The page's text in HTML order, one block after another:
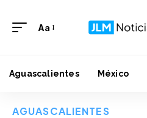
Aa
Aguascalientes México
AGUASCALIENTES